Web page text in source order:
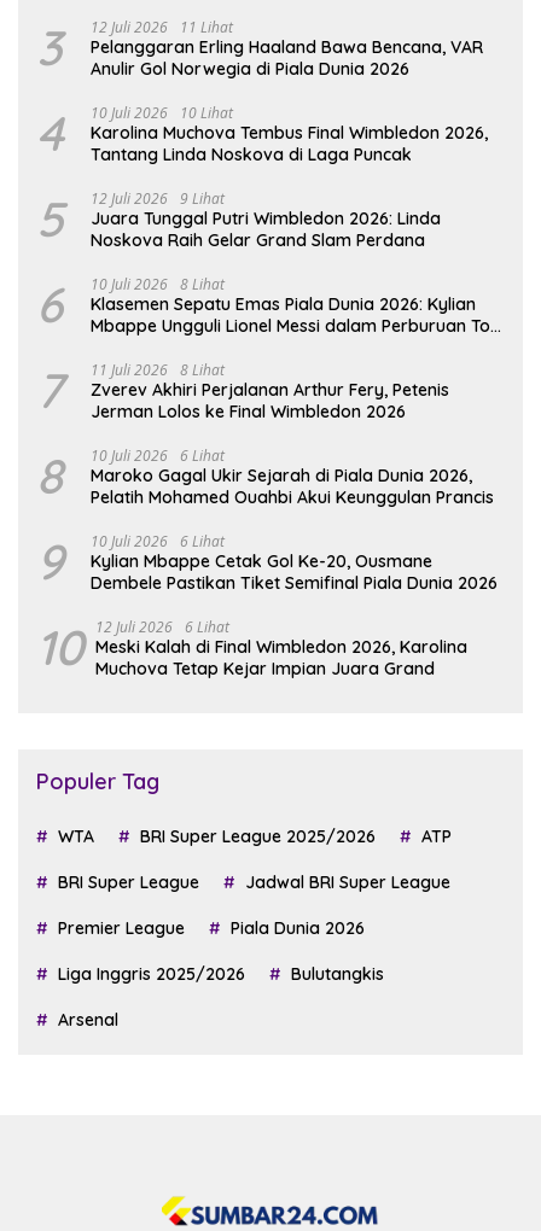
3 12 Juli 2026 11 Lihat
Pelanggaran Erling Haaland Bawa Bencana, VAR
Anulir Gol Norwegia di Piala Dunia 2026
4 10 Juli 2026 10 Lihat
Karolina Muchova Tembus Final Wimbledon 2026,
Tantang Linda Noskova di Laga Puncak
5 12 Juli 2026 9 Lihat
Juara Tunggal Putri Wimbledon 2026: Linda
Noskova Raih Gelar Grand Slam Perdana
6 10 Juli 2026 8 Lihat
Klasemen Sepatu Emas Piala Dunia 2026: Kylian
Mbappe Ungguli Lionel Messi dalam Perburuan Top
7 11 Juli 2026 8 Lihat
Zverev Akhiri Perjalanan Arthur Fery, Petenis
Jerman Lolos ke Final Wimbledon 2026
8 10 Juli 2026 6 Lihat
Maroko Gagal Ukir Sejarah di Piala Dunia 2026,
Pelatih Mohamed Ouahbi Akui Keunggulan Prancis
9 10 Juli 2026 6 Lihat
Kylian Mbappe Cetak Gol Ke-20, Ousmane
Dembele Pastikan Tiket Semifinal Piala Dunia 2026
10 12 Juli 2026 6 Lihat
Meski Kalah di Final Wimbledon 2026, Karolina
Muchova Tetap Kejar Impian Juara Grand
Populer Tag
WTA BRI Super League 2025/2026 ATP
BRI Super League Jadwal BRI Super League
Premier League Piala Dunia 2026
Liga Inggris 2025/2026 Bulutangkis
Arsenal